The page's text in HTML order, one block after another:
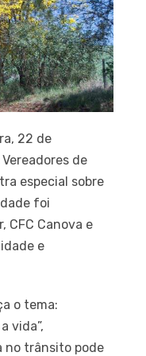
22 de
de
especial sobre
foi
CFC Canova e
e
o tema:
vida”,
no trânsito pode